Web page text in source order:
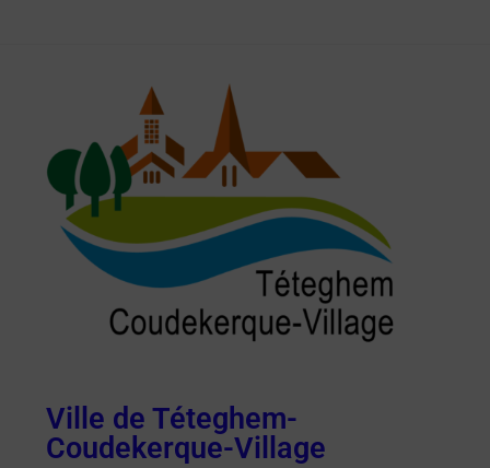
Ville de Téteghem-
Coudekerque-Village